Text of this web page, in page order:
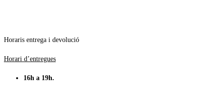
Horaris entrega i devolució
Horari d’entregues
16h a 19h.